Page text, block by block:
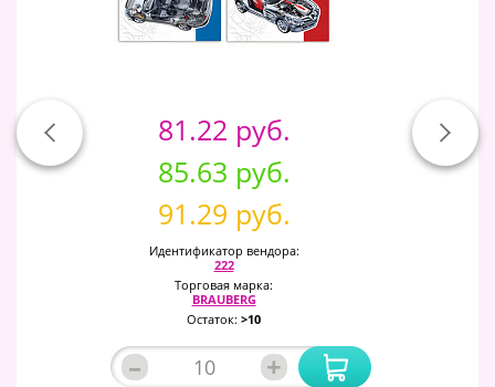
81.22 руб.
85.63 руб.
91.29 руб.
Идентификатор вендора:
222
Торговая марка:
BRAUBERG
Остаток: >10
– +